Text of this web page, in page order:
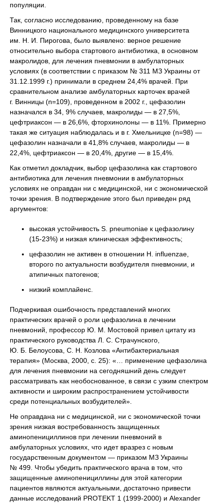
популяции.
Так, согласно исследованию, проведенному на базе
Винницкого национального медицинского университета
им. Н. И. Пирогова, было выявлено: верное решение
относительно выбора стартового антибиотика, в основном
макролидов, для лечения пневмонии в амбулаторных
условиях (в соответствии с приказом № 311 МЗ Украины от
31.12.1999 г.) принимали в среднем 24,4% врачей. При
сравнительном анализе амбулаторных карточек врачей
г. Винницы (n=109), проведенном в 2002 г., цефазолин
назначался в 34, 9% случаев, макролиды — в 27,5%,
цефтриаксон — в 26,6%, фторхинолоны — в 11%. Примерно
такая же ситуация наблюдалась и в г. Хмельницке (n=98) —
цефазолин назначали в 41,8% случаев, макролиды — в
22,4%, цефтриаксон — в 20,4%, другие — в 15,4%.
Как отметил докладчик, выбор цефазолина как стартового
антибиотика для лечения пневмонии в амбулаторных
условиях не оправдан ни с медицинской, ни с экономической
точки зрения. В подтверждение этого был приведен ряд
аргументов:
высокая устойчивость S. рneumoniae к цефазолину
(15-23%) и низкая клиническая эффективность;
цефазолин не активен в отношении H. іnfluenzae,
второго по актуальности возбудителя пневмонии, и
атипичных патогенов;
низкий комплайенс.
Подчеркивая ошибочность представлений многих
практических врачей о роли цефазолина в лечении
пневмоний, профессор Ю. М. Мостовой привел цитату из
практического руководства Л. С. Страчунского,
Ю. Б. Белоусова, С. Н. Козлова «Антибактериальная
терапия» (Москва, 2000, с. 25): «… применение цефазолина
для лечения пневмонии на сегодняшний день следует
рассматривать как необоснованное, в связи с узким спектром
активности и широким распространением устойчивости
среди потенциальных возбудителей».
Не оправдана ни с медицинской, ни с экономической точки
зрения низкая востребованность защищенных
аминопенициллинов при лечении пневмоний в
амбулаторных условиях, что идет вразрез с новым
государственным документом — приказом МЗ Украины
№ 499. Чтобы убедить практического врача в том, что
защищенные аминопенициллины для этой категории
пациентов являются актуальными, достаточно привести
данные исследований PROTEKT 1 (1999-2000) и Alexander